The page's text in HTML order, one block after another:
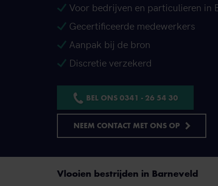
Voor bedrijven en particulieren in
Gecertificeerde medewerkers
Aanpak bij de bron
Discretie verzekerd
BEL ONS 0341 - 26 54 30
NEEM CONTACT MET ONS OP
Vlooien bestrijden in Barneveld